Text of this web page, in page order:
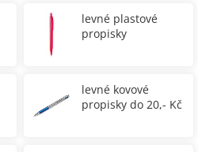
levné plastové
propisky
levné kovové
propisky do 20,- Kč